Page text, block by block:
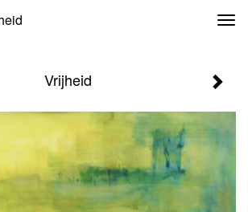
Vrijheid